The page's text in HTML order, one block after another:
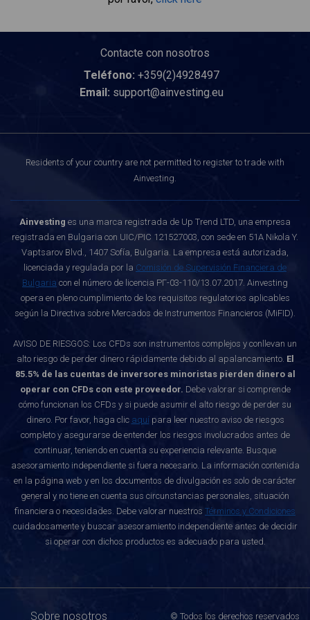
Contacte con nosotros
Teléfono: +359(2)4928497
Email: support@ainvesting.eu
Residents of your country are not permitted to register to trade with
Ainvesting.
Ainvesting es una marca registrada de Up Trend LTD, una empresa
registrada en Bulgaria con UIC/PIC 121527003, con sede en 51A Nikola Y.
Vaptsarov Blvd., 1407 Sofía, Bulgaria. La empresa está autorizada,
licenciada y regulada por la Comisión de Supervisión Financiera de
Bulgaria con el número de licencia РГ-03-110/13.07.2017. Ainvesting
opera en pleno cumplimiento de los requisitos regulatorios aplicables
según la Directiva sobre Mercados de Instrumentos Financieros (MiFID).
AVISO DE RIESGOS: Los CFDs son instrumentos complejos y conllevan un
alto riesgo de perder dinero rápidamente debido al apalancamiento. El
85.5% de las cuentas de inversores minoristas pierden dinero al
operar con CFDs con este proveedor. Debe valorar si comprende
cómo funcionan los CFDs y si puede asumir el alto riesgo de perder su
dinero. Por favor, haga clic aquípara leer nuestro aviso de riesgos
completo y asegurarse de entender los riesgos involucrados antes de
continuar, teniendo en cuenta su experiencia relevante. Busque
asesoramiento independiente si fuera necesario. La información contenida
en la página web y en los documentos de divulgación es solo de carácter
general y no tiene en cuenta sus circunstancias personales, situación
financiera o necesidades. Debe valorar nuestros Términos y Condiciones
cuidadosamente y buscar asesoramiento independiente antes de decidir
si operar con dichos productos es adecuado para usted.
Sobre nosotros © Todos los derechos reservados